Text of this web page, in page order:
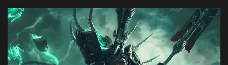
INICIAR SESIÓN O REGISTRARSE